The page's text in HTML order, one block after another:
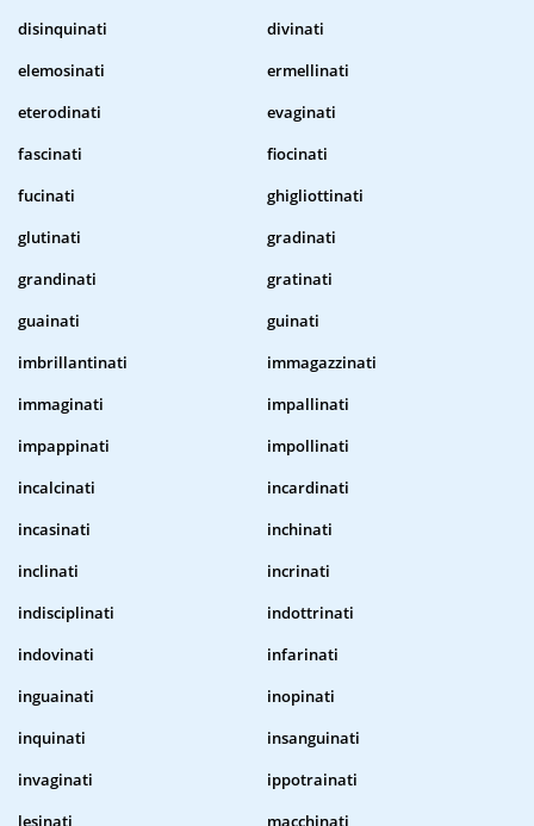
disinquinati
divinati
elemosinati
ermellinati
eterodinati
evaginati
fascinati
fiocinati
fucinati
ghigliottinati
glutinati
gradinati
grandinati
gratinati
guainati
guinati
imbrillantinati
immagazzinati
immaginati
impallinati
impappinati
impollinati
incalcinati
incardinati
incasinati
inchinati
inclinati
incrinati
indisciplinati
indottrinati
indovinati
infarinati
inguainati
inopinati
inquinati
insanguinati
invaginati
ippotrainati
lesinati
macchinati